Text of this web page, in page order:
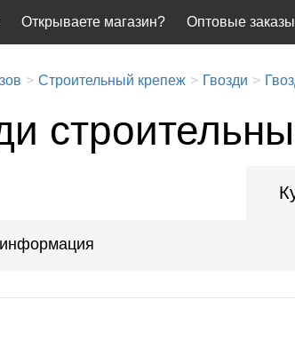
Открываете магазин? Оптовые заказы
Строительный крепеж Гвозди